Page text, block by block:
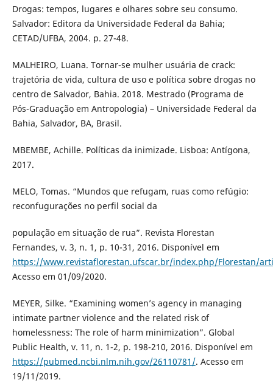
Drogas: tempos, lugares e olhares sobre seu consumo.
Salvador: Editora da Universidade Federal da Bahia;
CETAD/UFBA, 2004. p. 27-48.
MALHEIRO, Luana. Tornar-se mulher usuária de crack:
trajetória de vida, cultura de uso e política sobre drogas no
centro de Salvador, Bahia. 2018. Mestrado (Programa de
Pós-Graduação em Antropologia) – Universidade Federal da
Bahia, Salvador, BA, Brasil.
MBEMBE, Achille. Políticas da inimizade. Lisboa: Antígona,
2017.
MELO, Tomas. “Mundos que refugam, ruas como refúgio:
reconfugurações no perfil social da
população em situação de rua”. Revista Florestan
Fernandes, v. 3, n. 1, p. 10-31, 2016. Disponível em
https://www.revistaflorestan.ufscar.br/index.php/Florestan/
Acesso em 01/09/2020.
MEYER, Silke. “Examining women’s agency in managing
intimate partner violence and the related risk of
homelessness: The role of harm minimization”. Global
Public Health, v. 11, n. 1-2, p. 198-210, 2016. Disponível em
https://pubmed.ncbi.nlm.nih.gov/26110781/. Acesso em
19/11/2019.